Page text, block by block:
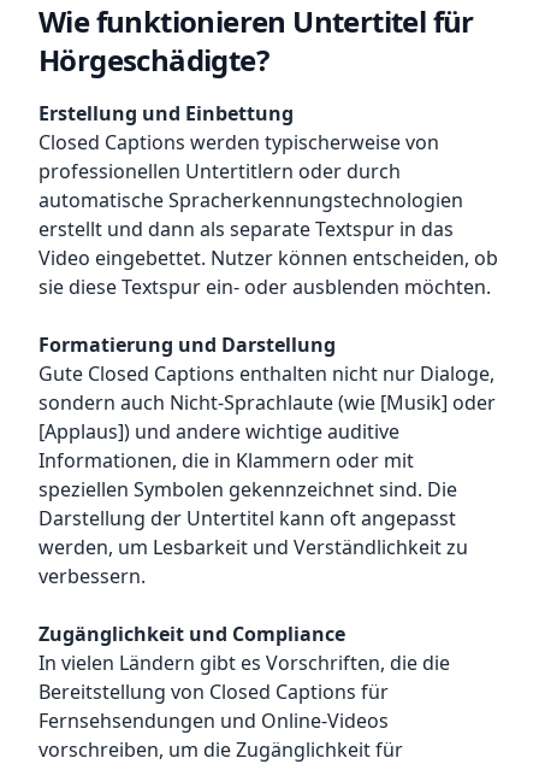
Wie funktionieren Untertitel für
Hörgeschädigte?
Erstellung und Einbettung
Closed Captions werden typischerweise von
professionellen Untertitlern oder durch
automatische Spracherkennungstechnologien
erstellt und dann als separate Textspur in das
Video eingebettet. Nutzer können entscheiden, ob
sie diese Textspur ein- oder ausblenden möchten.
Formatierung und Darstellung
Gute Closed Captions enthalten nicht nur Dialoge,
sondern auch Nicht-Sprachlaute (wie [Musik] oder
[Applaus]) und andere wichtige auditive
Informationen, die in Klammern oder mit
speziellen Symbolen gekennzeichnet sind. Die
Darstellung der Untertitel kann oft angepasst
werden, um Lesbarkeit und Verständlichkeit zu
verbessern.
Zugänglichkeit und Compliance
In vielen Ländern gibt es Vorschriften, die die
Bereitstellung von Closed Captions für
Fernsehsendungen und Online-Videos
vorschreiben, um die Zugänglichkeit für